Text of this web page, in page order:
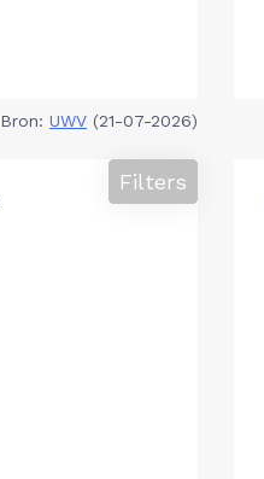
Bron: UWV (21-07-2026)
Filters